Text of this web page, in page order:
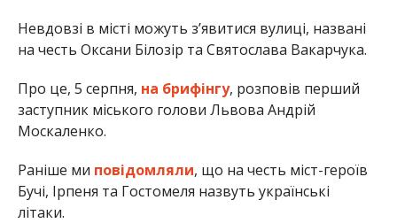
Невдовзі в місті можуть з’явитися вулиці, названі
на честь Оксани Білозір та Святослава Вакарчука.
Про це, 5 серпня, на брифінгу, розповів перший
заступник міського голови Львова Андрій
Москаленко.
Раніше ми повідомляли, що на честь міст-героїв
Бучі, Ірпеня та Гостомеля назвуть українські
літаки.